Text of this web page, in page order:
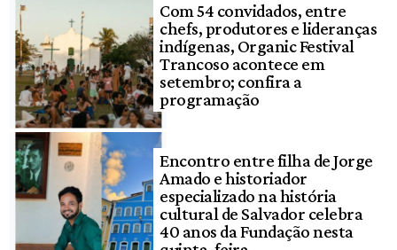
Com 54 convidados, entre
chefs, produtores e lideranças
indígenas, Organic Festival
Trancoso acontece em
setembro; confira a
programação
Encontro entre filha de Jorge
Amado e historiador
especializado na história
cultural de Salvador celebra
40 anos da Fundação nesta